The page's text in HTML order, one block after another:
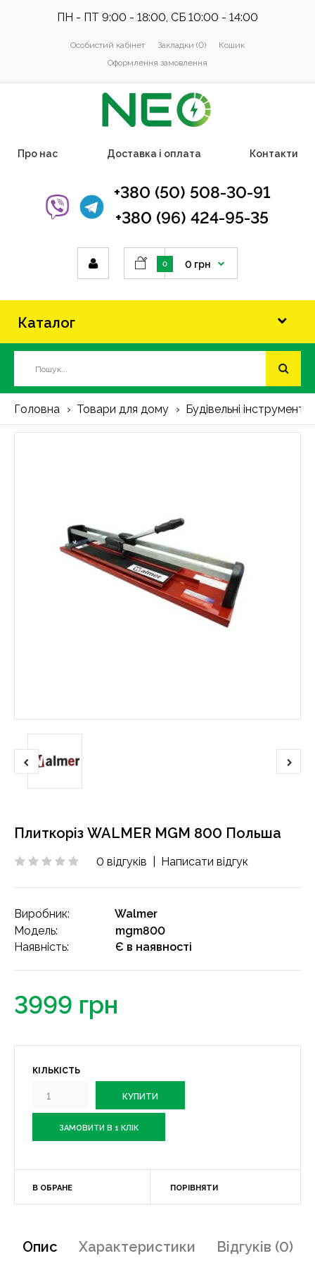
ПН - ПТ 9:00 - 18:00, СБ 10:00 - 14:00
Особистий кабінет Закладки (0)
Кошик
Оформлення замовлення
Про нас Доставка і оплата Контакти
+380 (50) 508-30-91
+380 (96) 424-95-35
0 0 грн
Каталог
Головна Товари для дому Будівельні інструменти
Плиткоріз WALMER MGM 800 Польша
0 відгуків Написати відгук
Виробник:
Walmer
Модель:
mgm800
Наявність:
Є в наявності
3999 грн
КІЛЬКІСТЬ
ЗАМОВИТИ В 1 КЛІК
В ОБРАНЕ ПОРІВНЯТИ
Опис Характеристики Відгуків (0)